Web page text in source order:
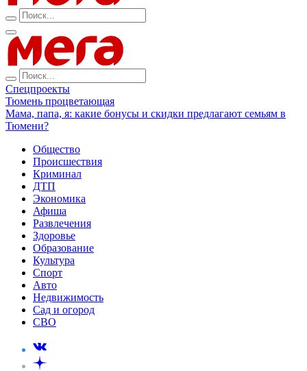
Спецпроекты
Тюмень процветающая
Мама, папа, я: какие бонусы и скидки предлагают семьям в
Тюмени?
Общество
Происшествия
Криминал
ДТП
Экономика
Афиша
Развлечения
Здоровье
Образование
Культура
Спорт
Авто
Недвижимость
Сад и огород
СВО